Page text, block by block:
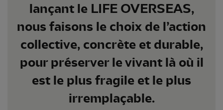
lançant le LIFE OVERSEAS,
nous faisons le choix de l’action
collective, concrète et durable,
pour préserver le vivant là où il
est le plus fragile et le plus
irremplaçable.